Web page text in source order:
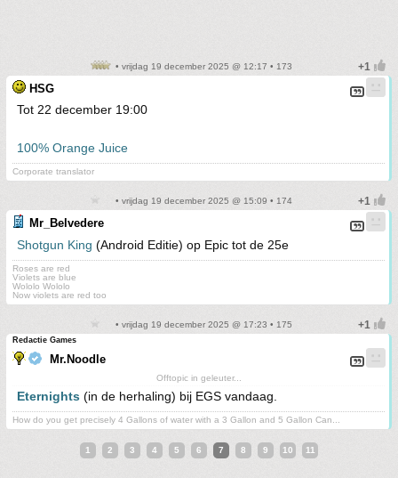
• vrijdag 19 december 2025 @ 12:17 • 173
HSG
Tot 22 december 19:00
100% Orange Juice
Corporate translator
• vrijdag 19 december 2025 @ 15:09 • 174
Mr_Belvedere
Shotgun King (Android Editie) op Epic tot de 25e
Roses are red
Violets are blue
Wololo Wololo
Now violets are red too
• vrijdag 19 december 2025 @ 17:23 • 175
Redactie Games
Mr.Noodle
Offtopic in geleuter...
Eternights (in de herhaling) bij EGS vandaag.
How do you get precisely 4 Gallons of water with a 3 Gallon and 5 Gallon Can...
1 2 3 4 5 6 7 8 9 10 11